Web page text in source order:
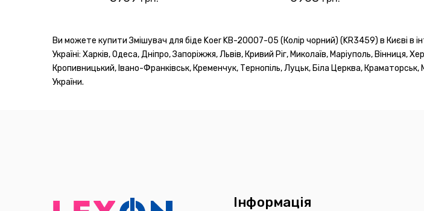
Ви можете купити Змішувач для біде Koer KB-20007-05 (Колір чорний) (KR3459) в Києві в
Україні: Харків, Одеса, Дніпро, Запоріжжя, Львів, Кривий Ріг, Миколаїв, Маріуполь,
Кропивницький, Івано-Франківськ, Кременчук, Тернопіль, Луцьк, Біла Церква,
України.
Інформація